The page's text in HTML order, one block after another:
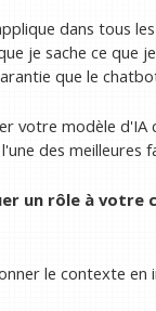
dans tous
je sache ce que
que le
votre modèle
des meilleures
un rôle à votre
le contexte en